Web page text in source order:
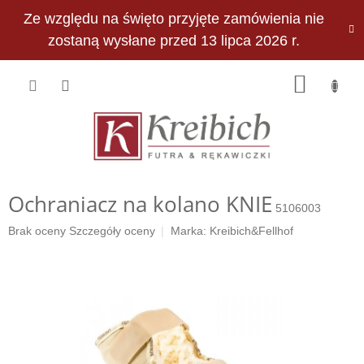
Ze względu na święto przyjęte zamówienia nie
zostaną wysłane przed 13 lipca 2026 r.
PLN
Ochraniacz na kolano KNIE 5106003
Średnia
Brak oceny Szczegóły oceny Marka: Kreibich&Fellhof